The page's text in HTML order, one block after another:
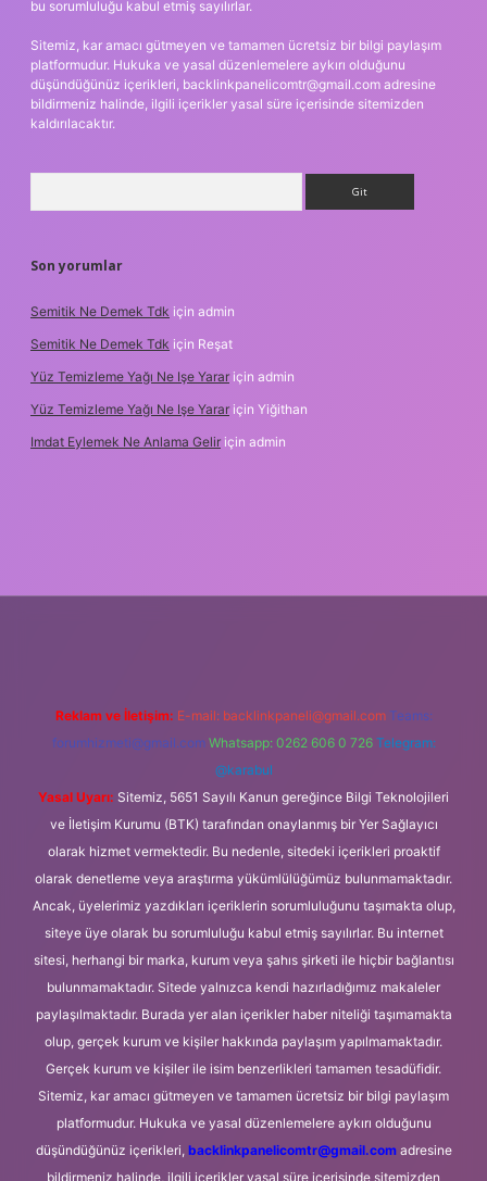
bu sorumluluğu kabul etmiş sayılırlar.
Sitemiz, kar amacı gütmeyen ve tamamen ücretsiz bir bilgi paylaşım
platformudur. Hukuka ve yasal düzenlemelere aykırı olduğunu
düşündüğünüz içerikleri, backlinkpanelicomtr@gmail.com adresine
bildirmeniz halinde, ilgili içerikler yasal süre içerisinde sitemizden
kaldırılacaktır.
Son yorumlar
Semitik Ne Demek Tdk için admin
Semitik Ne Demek Tdk için Reşat
Yüz Temizleme Yağı Ne Işe Yarar için admin
Yüz Temizleme Yağı Ne Işe Yarar için Yiğithan
Imdat Eylemek Ne Anlama Gelir için admin
Reklam ve İletişim: E-mail: backlinkpaneli@gmail.com Teams:
forumhizmeti@gmail.com Whatsapp: 0262 606 0 726 Telegram:
@karabul
Yasal Uyarı: Sitemiz, 5651 Sayılı Kanun gereğince Bilgi Teknolojileri
ve İletişim Kurumu (BTK) tarafından onaylanmış bir Yer Sağlayıcı
olarak hizmet vermektedir. Bu nedenle, sitedeki içerikleri proaktif
olarak denetleme veya araştırma yükümlülüğümüz bulunmamaktadır.
Ancak, üyelerimiz yazdıkları içeriklerin sorumluluğunu taşımakta olup,
siteye üye olarak bu sorumluluğu kabul etmiş sayılırlar. Bu internet
sitesi, herhangi bir marka, kurum veya şahıs şirketi ile hiçbir bağlantısı
bulunmamaktadır. Sitede yalnızca kendi hazırladığımız makaleler
paylaşılmaktadır. Burada yer alan içerikler haber niteliği taşımamakta
olup, gerçek kurum ve kişiler hakkında paylaşım yapılmamaktadır.
Gerçek kurum ve kişiler ile isim benzerlikleri tamamen tesadüfidir.
Sitemiz, kar amacı gütmeyen ve tamamen ücretsiz bir bilgi paylaşım
platformudur. Hukuka ve yasal düzenlemelere aykırı olduğunu
düşündüğünüz içerikleri, backlinkpanelicomtr@gmail.comadresine
bildirmeniz halinde, ilgili içerikler yasal süre içerisinde sitemizden